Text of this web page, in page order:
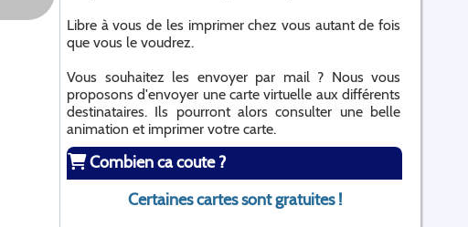
Libre à vous de les imprimer chez vous autant de fois
que vous le voudrez.
Vous souhaitez les envoyer par mail ? Nous vous
proposons d'envoyer une carte virtuelle aux différents
destinataires. Ils pourront alors consulter une belle
animation et imprimer votre carte.
Combien ca coute ?
Certaines cartes sont gratuites !